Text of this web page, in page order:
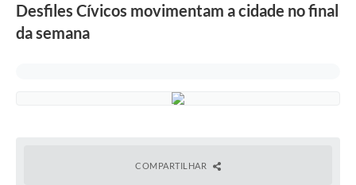
Desfiles Cívicos movimentam a cidade no final
da semana
COMPARTILHAR